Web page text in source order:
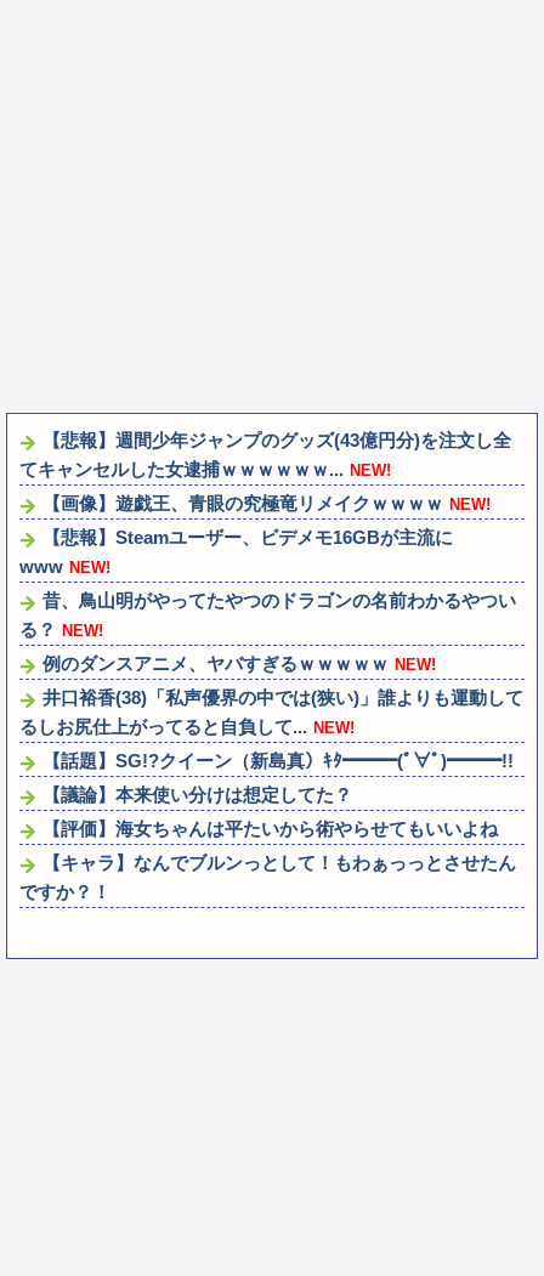
【悲報】週間少年ジャンプのグッズ(43億円分)を注文し全
てキャンセルした女逮捕ｗｗｗｗｗｗ... NEW!
【画像】遊戯王、青眼の究極竜リメイクｗｗｗｗ NEW!
【悲報】Steamユーザー、ビデメモ16GBが主流に
www NEW!
昔、鳥山明がやってたやつのドラゴンの名前わかるやつい
る？
NEW!
例のダンスアニメ、ヤバすぎるｗｗｗｗｗ NEW!
井口裕香(38)「私声優界の中では(狭い)」誰よりも運動して
るしお尻仕上がってると自負して... NEW!
【話題】SG!?クイーン（新島真）ｷﾀ━━━(ﾟ∀ﾟ)━━━!!
【議論】本来使い分けは想定してた？
【評価】海女ちゃんは平たいから術やらせてもいいよね
【キャラ】なんでブルンっとして！もわぁっっとさせたん
ですか？！